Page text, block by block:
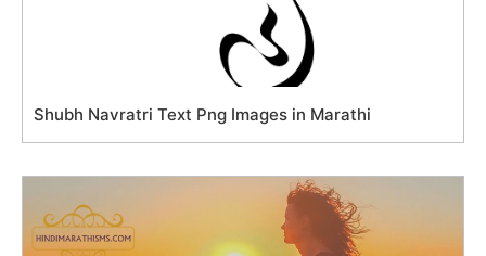
Shubh Navratri Text Png Images in Marathi